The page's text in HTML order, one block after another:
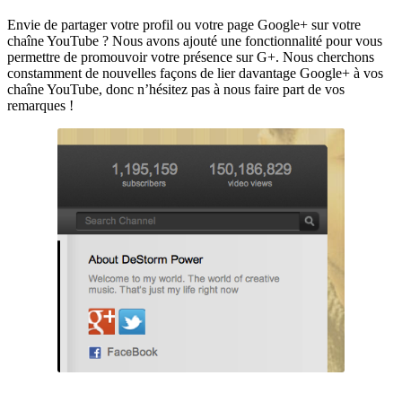
Envie de partager votre profil ou votre page Google+ sur votre
chaîne YouTube ? Nous avons ajouté une fonctionnalité pour vous
permettre de promouvoir votre présence sur G+. Nous cherchons
constamment de nouvelles façons de lier davantage Google+ à vos
chaîne YouTube, donc n’hésitez pas à nous faire part de vos
remarques !